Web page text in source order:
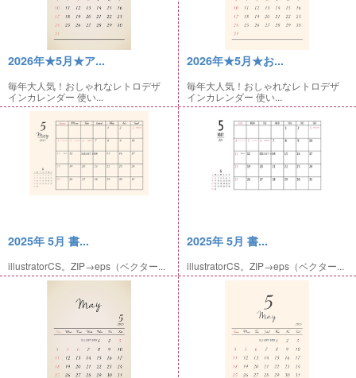
2026年★5月★ア...
毎年大人気！おしゃれなレトロデザ
インカレンダー 使い...
2026年★5月★お...
毎年大人気！おしゃれなレトロデザ
インカレンダー 使い...
2025年 5月 書...
illustratorCS。ZIP→eps（ベクター...
2025年 5月 書...
illustratorCS。ZIP→eps（ベクター...